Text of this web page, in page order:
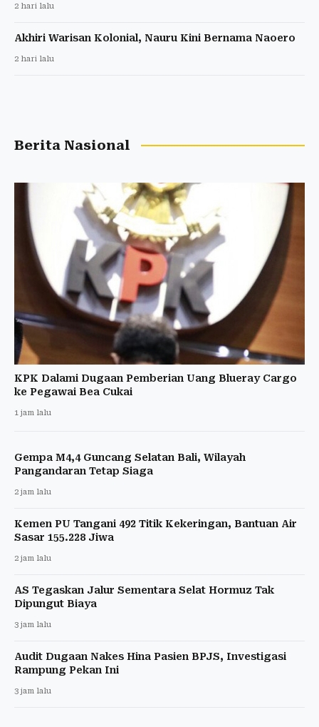
2 hari lalu
Akhiri Warisan Kolonial, Nauru Kini Bernama Naoero
2 hari lalu
Berita Nasional
KPK Dalami Dugaan Pemberian Uang Blueray Cargo
ke Pegawai Bea Cukai
1 jam lalu
Gempa M4,4 Guncang Selatan Bali, Wilayah
Pangandaran Tetap Siaga
2 jam lalu
Kemen PU Tangani 492 Titik Kekeringan, Bantuan Air
Sasar 155.228 Jiwa
2 jam lalu
AS Tegaskan Jalur Sementara Selat Hormuz Tak
Dipungut Biaya
3 jam lalu
Audit Dugaan Nakes Hina Pasien BPJS, Investigasi
Rampung Pekan Ini
3 jam lalu